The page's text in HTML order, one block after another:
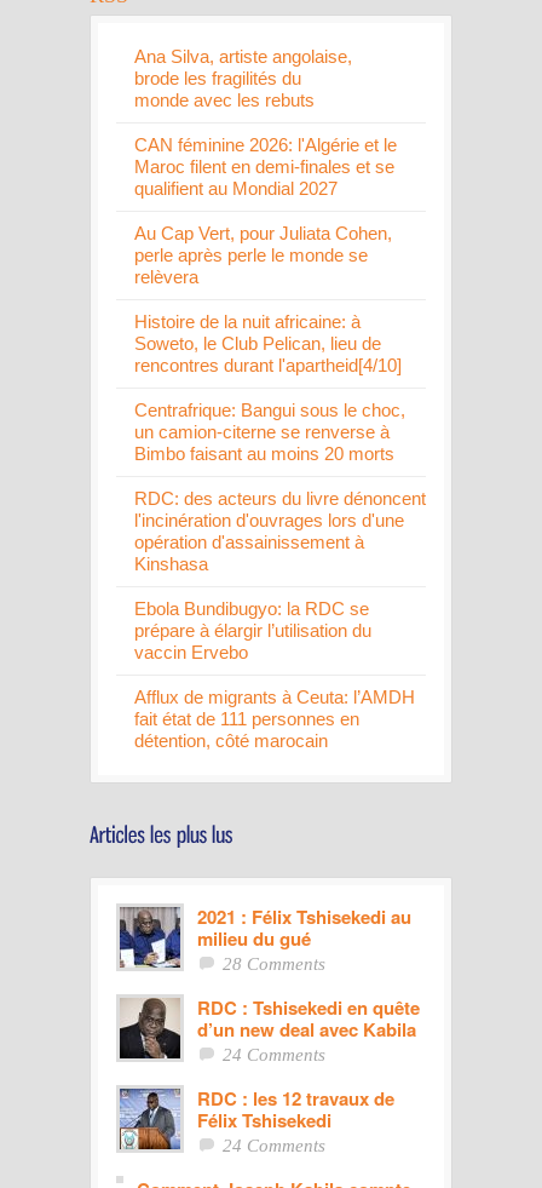
Ana Silva, artiste angolaise,
brode les fragilités du
monde avec les rebuts
CAN féminine 2026: l'Algérie et le
Maroc filent en demi-finales et se
qualifient au Mondial 2027
Au Cap Vert, pour Juliata Cohen,
perle après perle le monde se
relèvera
Histoire de la nuit africaine: à
Soweto, le Club Pelican, lieu de
rencontres durant l'apartheid[4/10]
Centrafrique: Bangui sous le choc,
un camion-citerne se renverse à
Bimbo faisant au moins 20 morts
RDC: des acteurs du livre dénoncent
l'incinération d'ouvrages lors d'une
opération d'assainissement à
Kinshasa
Ebola Bundibugyo: la RDC se
prépare à élargir l’utilisation du
vaccin Ervebo
Afflux de migrants à Ceuta: l’AMDH
fait état de 111 personnes en
détention, côté marocain
2021 : Félix Tshisekedi au
milieu du gué
28 Comments
RDC : Tshisekedi en quête
d’un new deal avec Kabila
24 Comments
RDC : les 12 travaux de
Félix Tshisekedi
24 Comments